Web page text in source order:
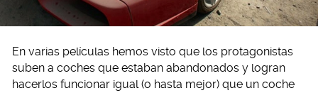
En varias películas hemos visto que los protagonistas
suben a coches que estaban abandonados y logran
hacerlos funcionar igual (o hasta mejor) que un coche